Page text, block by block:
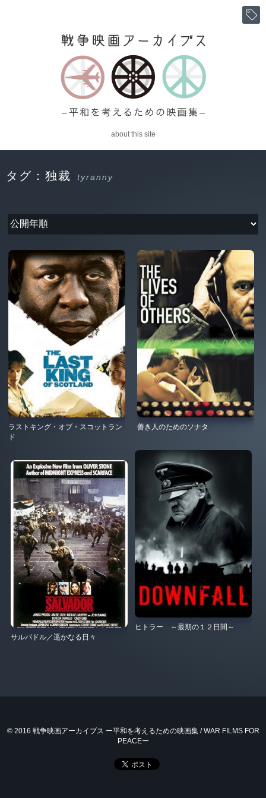
about this site
タグ：独裁 tyranny
ラストキング・オブ・スコットラン
ド
善き人のためのソナタ
ヒトラー ～最期の１２日間～
サルバドル／遥かなる日々
© 2016 戦争映画アーカイブス ー平和を考えるための映画集 / WAR FILMS FOR
PEACEー